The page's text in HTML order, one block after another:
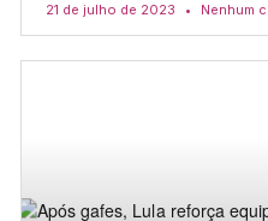
21 de julho de 2023 Nenhum